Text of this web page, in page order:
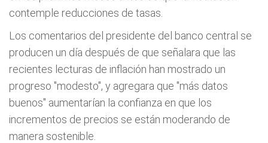
contemple reducciones de tasas.
Los comentarios del presidente del banco central se
producen un día después de que señalara que las
recientes lecturas de inflación han mostrado un
progreso "modesto", y agregara que "más datos
buenos" aumentarían la confianza en que los
incrementos de precios se están moderando de
manera sostenible.